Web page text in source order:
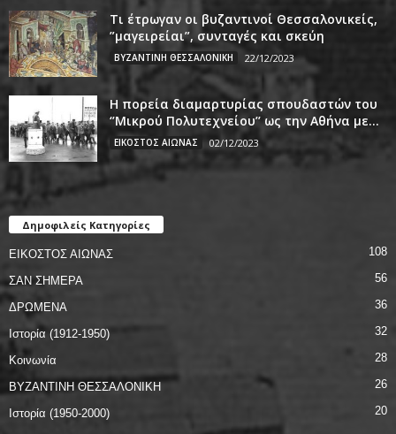
Τι έτρωγαν οι βυζαντινοί Θεσσαλονικείς,
”μαγειρείαι”, συνταγές και σκεύη
ΒΥΖΑΝΤΙΝΗ ΘΕΣΣΑΛΟΝΙΚΗ 22/12/2023
Η πορεία διαμαρτυρίας σπουδαστών του
‘’Μικρού Πολυτεχνείου’’ ως την Αθήνα με...
ΕΙΚΟΣΤΟΣ ΑΙΩΝΑΣ 02/12/2023
Δημοφιλείς Κατηγορίες
ΕΙΚΟΣΤΟΣ ΑΙΩΝΑΣ 108
ΣΑΝ ΣΗΜΕΡΑ 56
ΔΡΩΜΕΝΑ 36
Ιστορία (1912-1950) 32
Κοινωνία 28
ΒΥΖΑΝΤΙΝΗ ΘΕΣΣΑΛΟΝΙΚΗ 26
Ιστορία (1950-2000) 20